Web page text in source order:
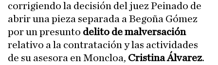
corrigiendo la decisión del juez Peinado de
abrir una pieza separada a Begoña Gómez
por un presunto delito de malversación
relativo a la contratación y las actividades
de su asesora en Moncloa, Cristina Álvarez.